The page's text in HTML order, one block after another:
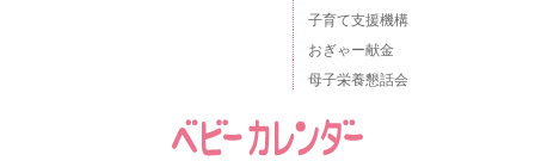
子育て支援機構
おぎゃー献金
母子栄養懇話会